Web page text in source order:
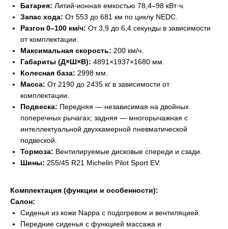
Батарея: Литий-ионная емкостью 78,4–98 кВт·ч.
Запас хода: От 553 до 681 км по циклу NEDC.
Разгон 0–100 км/ч: От 3,9 до 6,4 секунды в зависимости
от комплектации.
Максимальная скорость: 200 км/ч.
Габариты (Д×Ш×В): 4891×1937×1680 мм.
Колесная база: 2998 мм.
Масса: От 2190 до 2435 кг в зависимости от
комплектации.
Подвеска: Передняя — независимая на двойных
поперечных рычагах; задняя — многорычажная с
интеллектуальной двухкамерной пневматической
подвеской.
Тормоза: Вентилируемые дисковые спереди и сзади.
Шины: 255/45 R21 Michelin Pilot Sport EV.
Комплектация (функции и особенности):
Салон:
Сиденья из кожи Nappa с подогревом и вентиляцией.
Передние сиденья с функцией массажа и